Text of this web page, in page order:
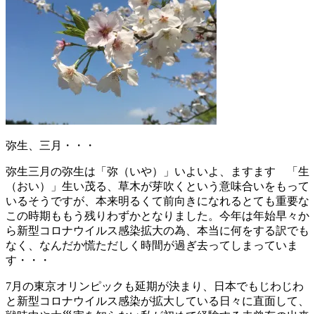
弥生、三月・・・
弥生三月の弥生は「弥（いや）」いよいよ、ますます 「生
（おい）」生い茂る、草木が芽吹くという意味合いをもって
いるそうですが、本来明るくて前向きになれるとても重要な
この時期ももう残りわずかとなりました。今年は年始早々か
ら新型コロナウイルス感染拡大の為、本当に何をする訳でも
なく、なんだか慌ただしく時間が過ぎ去ってしまっていま
す・・・
7月の東京オリンピックも延期が決まり、日本でもじわじわ
と新型コロナウイルス感染が拡大している日々に直面して、